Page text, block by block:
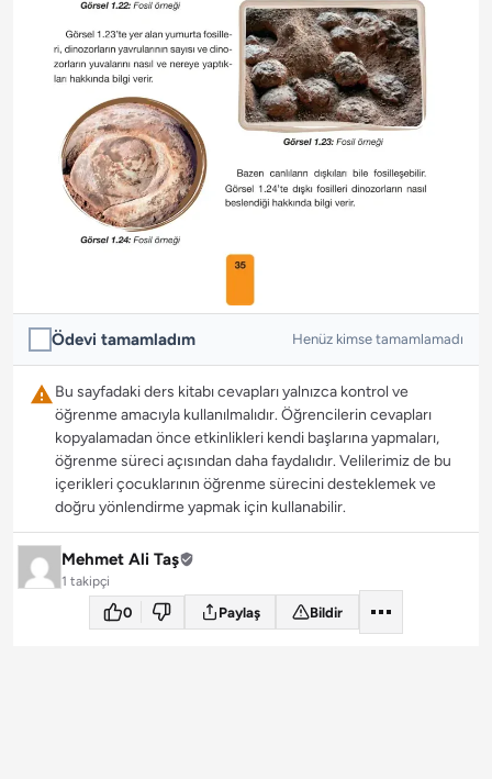
Ödevi tamamladım Henüz kimse tamamlamadı
Bu sayfadaki ders kitabı cevapları yalnızca kontrol ve
öğrenme amacıyla kullanılmalıdır. Öğrencilerin cevapları
kopyalamadan önce etkinlikleri kendi başlarına yapmaları,
öğrenme süreci açısından daha faydalıdır. Velilerimiz de bu
içerikleri çocuklarının öğrenme sürecini desteklemek ve
doğru yönlendirme yapmak için kullanabilir.
Mehmet Ali Taş
1 takipçi
0 Paylaş Bildir